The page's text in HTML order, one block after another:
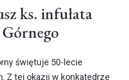
ks. infułata
Górnego
świętuje 50-lecie
Z tej okazji w konkatedrze